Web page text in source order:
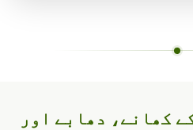
کھانے، دھابے اور